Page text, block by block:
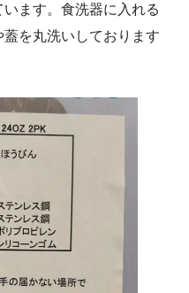
ます。食洗器に入れる
を丸洗いしております